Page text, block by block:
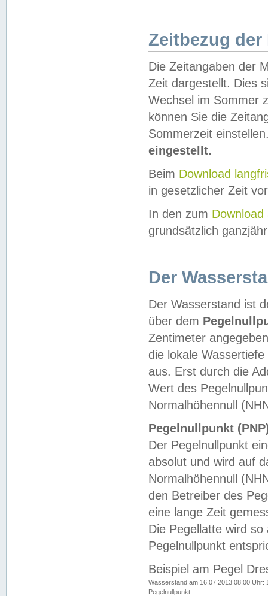
Zeitbezug der
Die Zeitangaben der
Zeit dargestellt. Dies
Wechsel im Sommer
können Sie die
Sommerzeit
eingestellt.
Beim Download
in gesetzlicher Zeit
In den zum Download
grundsätzlich
Der
Der Wasserstand ist
über dem
Zentimeter
die lokale
aus. Erst durch die
Wert des
Normalhöhennull
Pegelnullpunkt
Der Pegelnullpunkt
absolut und wird auf
Normalhöhennull
den Betreiber des
eine lange Zeit
Die Pegellatte wird
Pegelnullpunkt
Beispiel am Pegel
Wasserstand am 16.07.2013 08:00 Uhr:
Pegelnullpunkt